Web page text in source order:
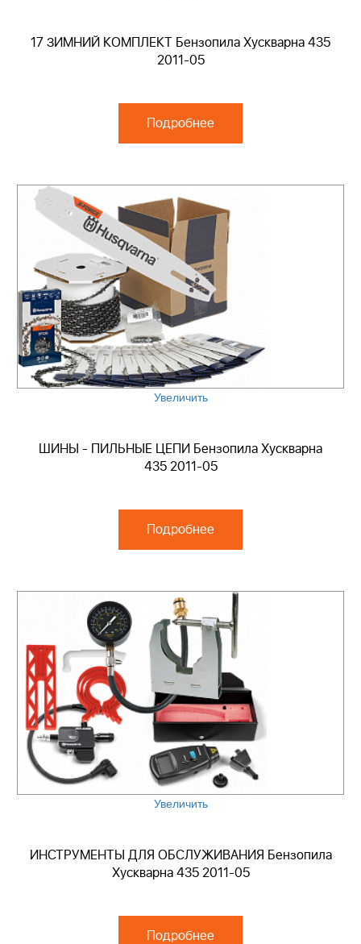
17 ЗИМНИЙ КОМПЛЕКТ Бензопила Хускварна 435
2011-05
Подробнее
Увеличить
ШИНЫ - ПИЛЬНЫЕ ЦЕПИ Бензопила Хускварна
435 2011-05
Подробнее
Увеличить
ИНСТРУМЕНТЫ ДЛЯ ОБСЛУЖИВАНИЯ Бензопила
Хускварна 435 2011-05
Подробнее